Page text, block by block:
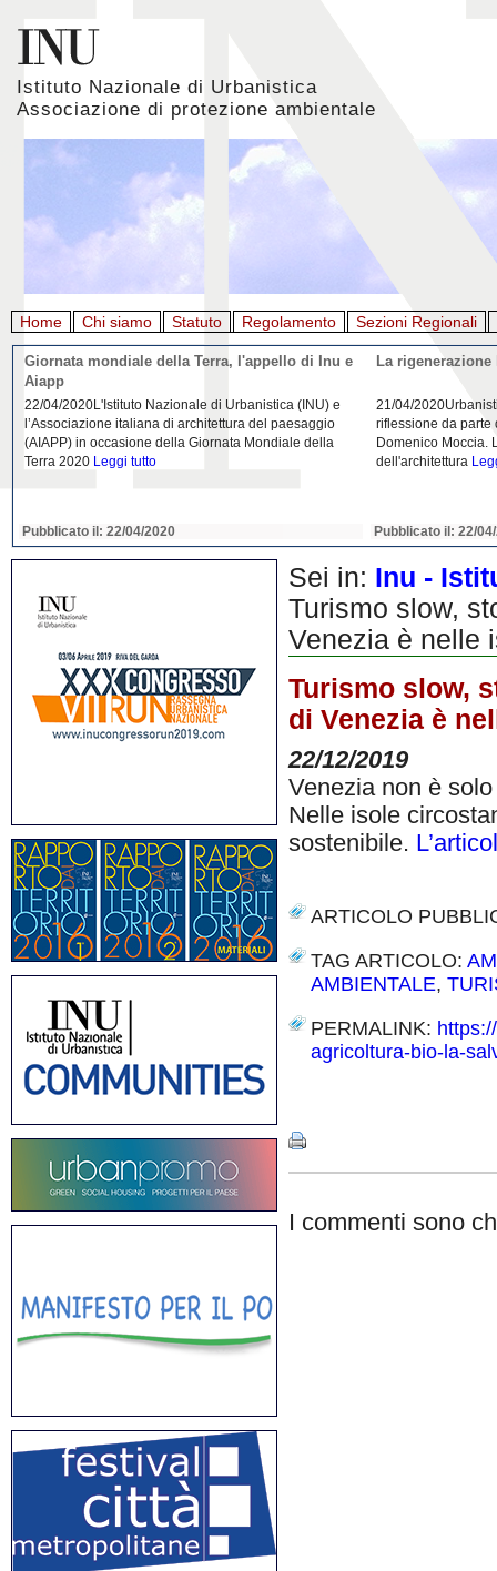
Istituto Nazionale di Urbanistica
Associazione di protezione ambientale
Home Chi siamo Statuto Regolamento Sezioni Regionali
Giornata mondiale della Terra, l'appello di Inu e
Aiapp
22/04/2020L'Istituto Nazionale di Urbanistica (INU) e
l’Associazione italiana di architettura del paesaggio
(AIAPP) in occasione della Giornata Mondiale della
Terra 2020 Leggi tutto
Pubblicato il: 22/04/2020
La
21/04/
riflessione da parte
Domenico Moccia.
dell'architettura
Pubblicato il: 22/
Sei in: Inu -
Turismo slow,
Venezia è nelle
Turismo slow,
di Venezia è
22/12/2019
Venezia non è
Nelle isole
sostenibile.
ARTICOLO
TAG ARTICOLO:
AMBIENTALE,
PERMALINK:
agricoltura-bio-la-
I commenti sono